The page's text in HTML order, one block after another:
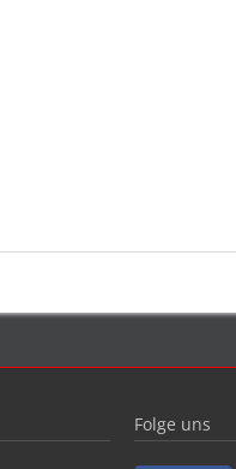
Folge uns